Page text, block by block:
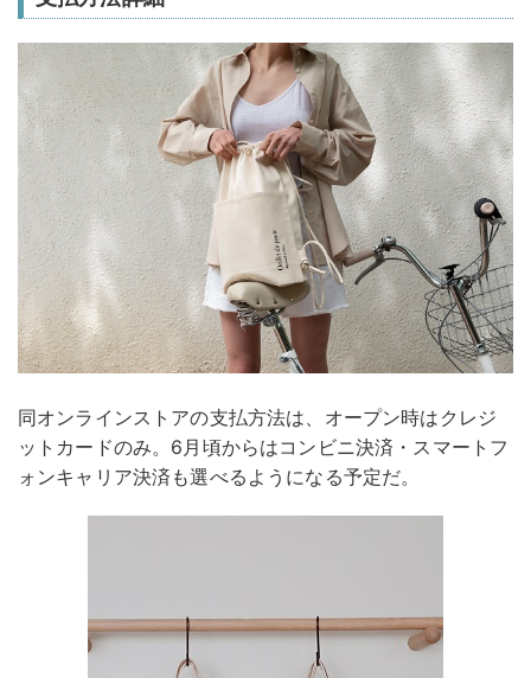
同オンラインストアの支払方法は、オープン時はクレジ
ットカードのみ。6月頃からはコンビニ決済・スマートフ
ォンキャリア決済も選べるようになる予定だ。